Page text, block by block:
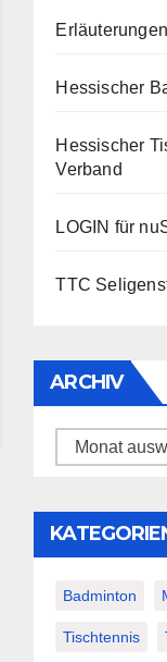
Hessischer
Hessischer
Verband
LOGIN für
TTC
ARCHIV
Archiv
Badminton
Tischtennis